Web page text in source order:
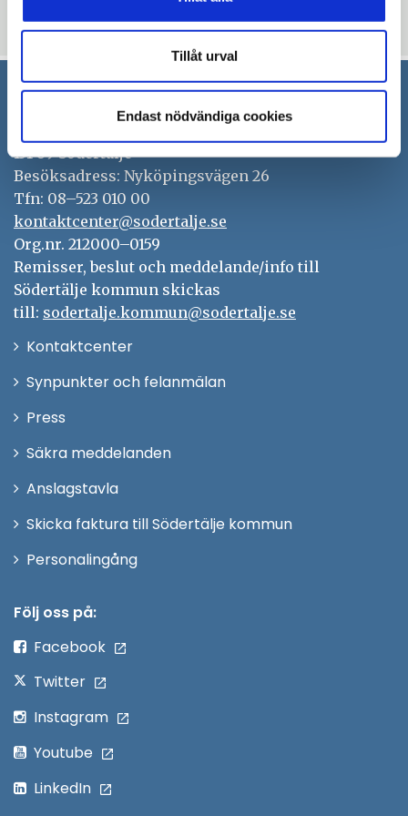
Tillåt urval
Endast nödvändiga cookies
Uppdaterad: 2020-04-15
Södertälje kommun
151 89 Södertälje
Besöksadress: Nyköpingsvägen 26
Tfn: 08–523 010 00
kontaktcenter@sodertalje.se
Org.nr. 212000–0159
Remisser, beslut och meddelande/info till
Södertälje kommun skickas
till: sodertalje.kommun@sodertalje.se
KontaktcenterÖppna
Synpunkter och felanmälan
Press
fönster
Säkra meddelanden
Anslagstavla
Skicka faktura till Södertälje kommun
PersonalingångÖppna
Följ oss på:
Facebook
Twitter
Instagram
Youtube
LinkedIn